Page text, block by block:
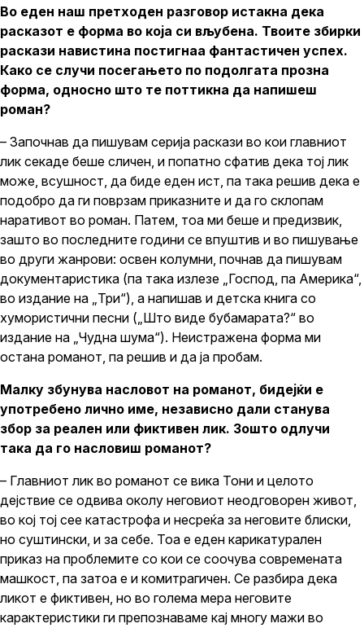
Во еден наш претходен разговор истакна дека
расказот е форма во која си вљубена. Твоите збирки
раскази навистина постигнаа фантастичен успех.
Како се случи посегањето по подолгата прозна
форма, односно што те поттикна да напишеш
роман?
– Започнав да пишувам серија раскази во кои главниот
лик секаде беше сличен, и попатно сфатив дека тој лик
може, всушност, да биде еден ист, па така решив дека е
подобро да ги поврзам приказните и да го склопам
наративот во роман. Патем, тоа ми беше и предизвик,
зашто во последните години се впуштив и во пишување
во други жанрови: освен колумни, почнав да пишувам
документаристика (па така излезе „Господ, па Америка“,
во издание на „Три“), а напишав и детска книга со
хумористични песни („Што виде бубамарата?“ во
издание на „Чудна шума“). Неистражена форма ми
остана романот, па решив и да ја пробам.
Малку збунува насловот на романот, бидејќи е
употребено лично име, независно дали станува
збор за реален или фиктивен лик. Зошто одлучи
така да го насловиш романот?
– Главниот лик во романот се вика Тони и целото
дејствие се одвива околу неговиот неодговорен живот,
во кој тој сее катастрофа и несреќа за неговите блиски,
но суштински, и за себе. Тоа е еден карикатурален
приказ на проблемите со кои се соочува современата
машкост, па затоа е и комитрагичен. Се разбира дека
ликот е фиктивен, но во голема мера неговите
карактеристики ги препознаваме кај многу мажи во